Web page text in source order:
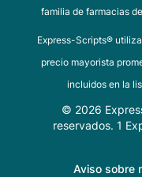
familia de farmacias
Express-Scripts®
precio mayorista
incluidos en la
© 2026
reservados. 1
Aviso sobre